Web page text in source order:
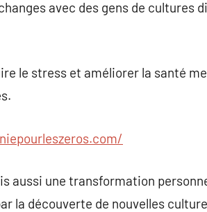
avec des gens de cultures
le stress et améliorer la santé
aussi une transformation
la découverte de nouvelles